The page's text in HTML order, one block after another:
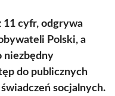
11 cyfr, odgrywa
Polski, a
niezbędny
do publicznych
socjalnych.